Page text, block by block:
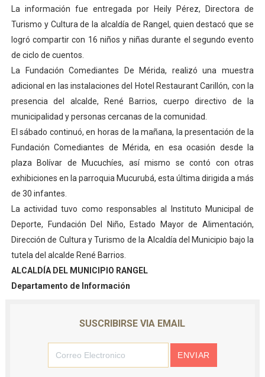
Plan Vacacional "Venezuela Ríe 2026" brinda
Iniciación al yoga reúne a diversos clubes deportivos
Mincomunas impulsa el autogobierno en Mérida con
Expertos inspeccionan espacios del OAN para la
La información fue entregada por Heily Pérez, Directora de
Turismo y Cultura de la alcaldía de Rangel, quien destacó que se
logró compartir con 16 niños y niñas durante el segundo evento
de ciclo de cuentos.
La Fundación Comediantes De Mérida, realizó una muestra
adicional en las instalaciones del Hotel Restaurant Carillón, con la
presencia del alcalde, René Barrios, cuerpo directivo de la
municipalidad y personas cercanas de la comunidad.
El sábado continuó, en horas de la mañana, la presentación de la
Fundación Comediantes de Mérida, en esa ocasión desde la
plaza Bolívar de Mucuchíes, así mismo se contó con otras
exhibiciones en la parroquia Mucurubá, esta última dirigida a más
de 30 infantes.
La actividad tuvo como responsables al Instituto Municipal de
Deporte, Fundación Del Niño, Estado Mayor de Alimentación,
Dirección de Cultura y Turismo de la Alcaldía del Municipio bajo la
tutela del alcalde René Barrios.
ALCALDÍA DEL MUNICIPIO RANGEL
Departamento de Información
SUSCRIBIRSE VIA EMAIL